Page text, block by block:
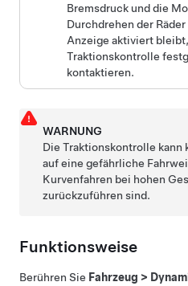
Bremsdruck und die
Durchdrehen der
Anzeige aktiviert
Traktionskontrolle
kontaktieren.
WARNUNG
Die Traktionskontrolle kann
auf eine gefährliche
Kurvenfahren bei hohen
zurückzuführen sind.
Funktionsweise
Berühren Sie Fahrzeug >